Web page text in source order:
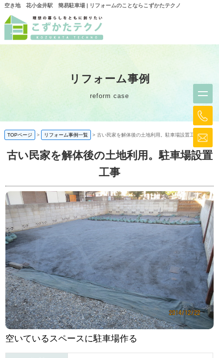
空き地 花小金井駅 簡易駐車場 | リフォームのことならこずかたテクノ
リフォーム事例
reform case
TOPページ リフォーム事例一覧 古い民家を解体後の土地利用。駐車場設置工事
古い民家を解体後の土地利用。駐車場設置
工事
空いているスペースに駐車場作る